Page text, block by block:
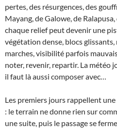
pertes, des résurgences, des
Mayang, de Galowe, de
chaque relief peut devenir une
végétation dense, blocs
marches, visibilité parfois
noter, revenir, repartir. La météo
il faut là aussi composer avec…
Les premiers jours rappellent
: le terrain ne donne rien sur
une suite, puis le passage se